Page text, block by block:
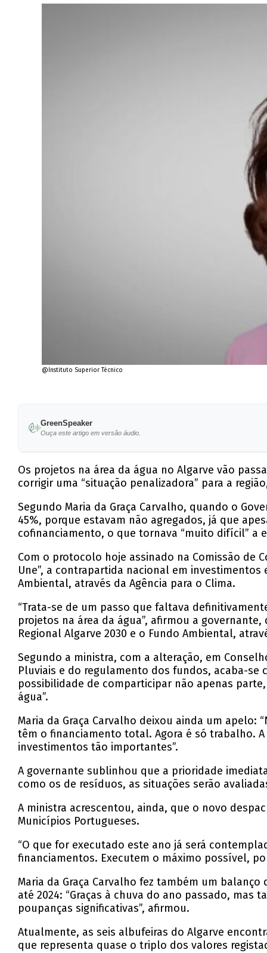
@Instituto Superior Técnico
GreenSpeaker
Ouça este artigo em versão áudio.
Os projetos na área da água no Algarve vão
corrigir uma “situação penalizadora” para a
Segundo Maria da Graça Carvalho, quando o
45%, porque estavam não agregados, já que
cofinanciamento, o que tornava “muito difícil” a
Com o protocolo hoje assinado na Comissão de
Une”, a contrapartida nacional em
Ambiental, através da Agência para o Clima.
“Trata-se de um passo que faltava
projetos na área da água”, afirmou a
Regional Algarve 2030 e o Fundo Ambiental,
Segundo a ministra, com a alteração, em
Pluviais e do regulamento dos fundos, acaba-se
possibilidade de comparticipar não apenas
água”.
Maria da Graça Carvalho deixou ainda um
têm o financiamento total. Agora é só trabalho.
investimentos tão importantes”.
A governante sublinhou que a prioridade
como os de resíduos, as situações serão
A ministra acrescentou, ainda, que o novo
Municípios Portugueses.
“O que for executado este ano já será
financiamentos. Executem o máximo possível,
Maria da Graça Carvalho fez também um
até 2024: “Graças à chuva do ano passado,
poupanças significativas”, afirmou.
Atualmente, as seis albufeiras do Algarve
que representa quase o triplo dos valores